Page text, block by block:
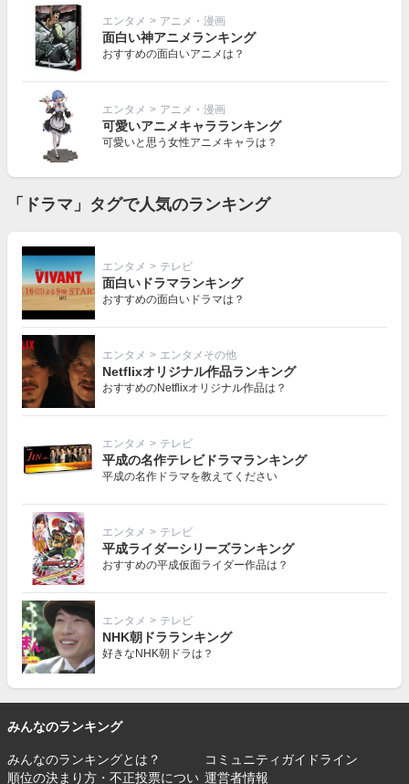
エンタメ > アニメ・漫画
面白い神アニメランキング
おすすめの面白いアニメは？
エンタメ > アニメ・漫画
可愛いアニメキャラランキング
可愛いと思う女性アニメキャラは？
「ドラマ」タグで人気のランキング
エンタメ > テレビ
面白いドラマランキング
おすすめの面白いドラマは？
エンタメ > エンタメその他
Netflixオリジナル作品ランキング
おすすめのNetflixオリジナル作品は？
エンタメ > テレビ
平成の名作テレビドラマランキング
平成の名作ドラマを教えてください
エンタメ > テレビ
平成ライダーシリーズランキング
おすすめの平成仮面ライダー作品は？
エンタメ > テレビ
NHK朝ドラランキング
好きなNHK朝ドラは？
みんなのランキング
みんなのランキングとは？
コミュニティガイドライン
順位の決まり方・不正投票につい 運営者情報